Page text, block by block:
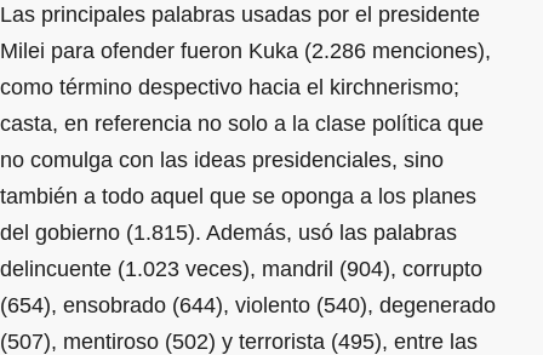
Las principales palabras usadas por el presidente
Milei para ofender fueron Kuka (2.286 menciones),
como término despectivo hacia el kirchnerismo;
casta, en referencia no solo a la clase política que
no comulga con las ideas presidenciales, sino
también a todo aquel que se oponga a los planes
del gobierno (1.815). Además, usó las palabras
delincuente (1.023 veces), mandril (904), corrupto
(654), ensobrado (644), violento (540), degenerado
(507), mentiroso (502) y terrorista (495), entre las